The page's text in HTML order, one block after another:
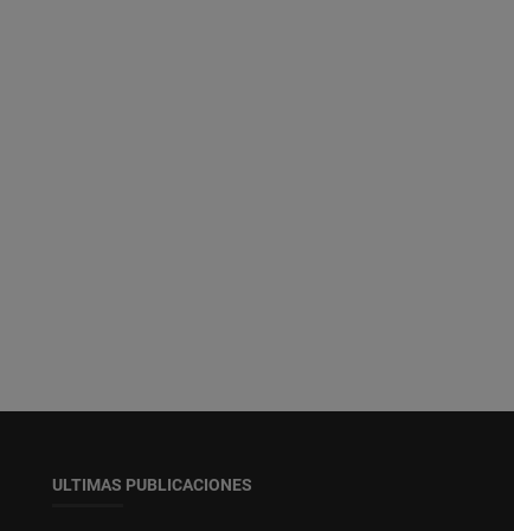
ULTIMAS PUBLICACIONES